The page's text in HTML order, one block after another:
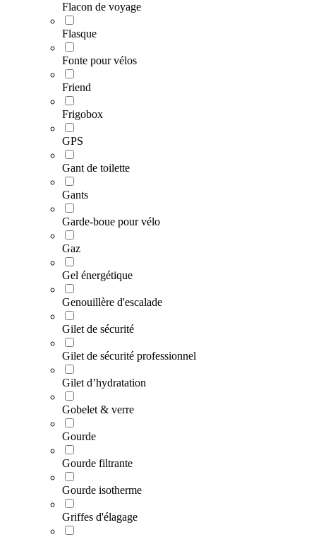
Flacon de voyage
Flasque
Fonte pour vélos
Friend
Frigobox
GPS
Gant de toilette
Gants
Garde-boue pour vélo
Gaz
Gel énergétique
Genouillère d'escalade
Gilet de sécurité
Gilet de sécurité professionnel
Gilet d’hydratation
Gobelet & verre
Gourde
Gourde filtrante
Gourde isotherme
Griffes d'élagage